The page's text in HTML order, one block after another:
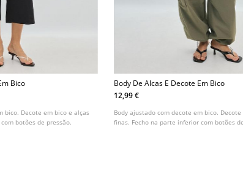
Bico
bico. Decote em bico e alças
botões de pressão.
Body De Alcas E Decote Em Bico
12,99 €
Body ajustado com decote em bico.
finas. Fecho na parte inferior com botões